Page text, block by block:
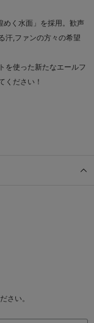
めく水面」を採用。歓声
汗,ファンの方々の希望
を使った新たなエールフ
ください！
さい。